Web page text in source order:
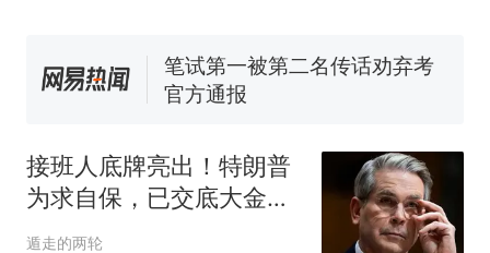
佛山一中学招聘物理教师，笔
试前13名均遭淘汰？教育局：
核查
力已达15级 最新研判
热 那个在床头放菜刀的女孩，
因老师一句“跟我回家”改写了
接班人底牌亮出！特朗普
为求自保，已交底大金
主？共和党内大洗牌
遁走的两轮